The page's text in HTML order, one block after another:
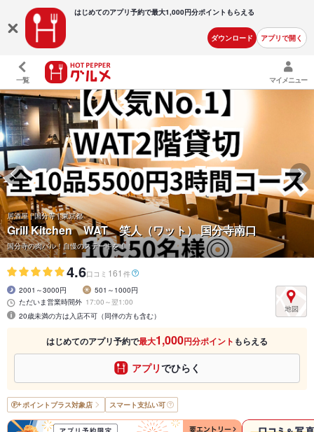
はじめてのアプリ予約で最大1,000円分ポイントもらえる
ダウンロード アプリで開く
一覧 マイメニュー
居酒屋 | 国分寺 | 東京都
Grill Kitchen WAT 笑人（ワット） 国分寺南口
国分寺の肉バル！自慢のステーキを！！
4.6口コミ 161 件
2001～3000円
501～1000円
ただいま営業時間外 17:00～翌1:00
20歳未満の方は入店不可（同伴の方も含む）
はじめてのアプリ予約で最大1,000円分ポイント もらえる
アプリでひらく
ポイントプラス対象店 スマート支払い可